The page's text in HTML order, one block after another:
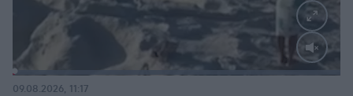
Loaded
09.08.2026, 11:17